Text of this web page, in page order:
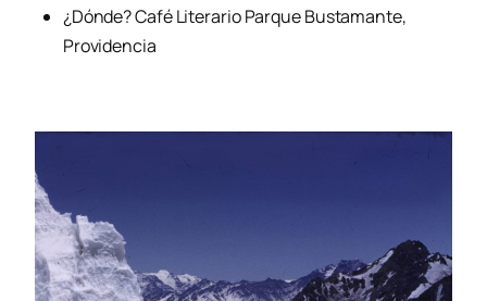
¿Dónde? Café Literario Parque Bustamante,
Providencia